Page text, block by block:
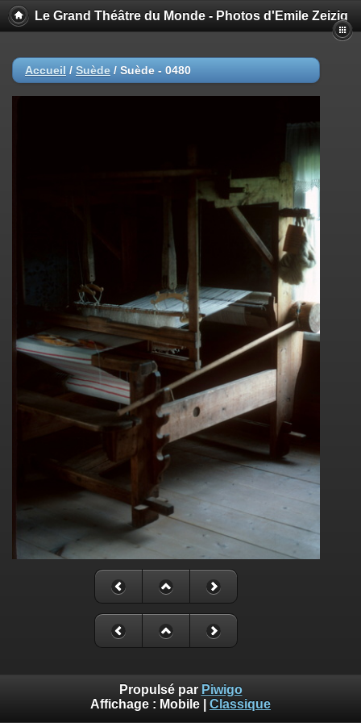
Le Grand Théâtre du Monde - Photos d'Emile Zeizig
Accueil / Suède / Suède - 0480
Propulsé par Piwigo
Affichage : Mobile Classique